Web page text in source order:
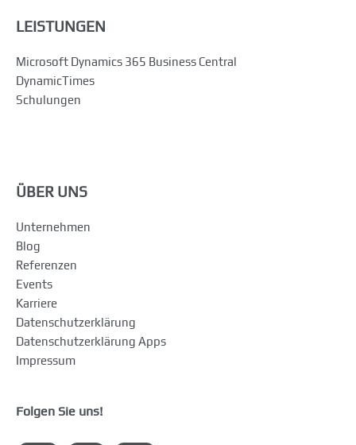
LEISTUNGEN
Microsoft Dynamics 365 Business Central
DynamicTimes
Schulungen
ÜBER UNS
Unternehmen
Blog
Referenzen
Events
Karriere
Datenschutzerklärung
Datenschutzerklärung Apps
Impressum
Folgen Sie uns!